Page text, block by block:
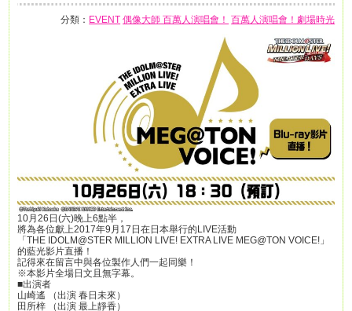
分類： EVENT 偶像大師 百萬人演唱會！ 百萬人演唱會！劇場時光
10月26日(六)晚上6點半，
將為各位獻上2017年9月17日在日本舉行的LIVE活動
「THE IDOLM@STER MILLION LIVE! EXTRA LIVE MEG@TON VOICE!」
的藍光影片直播！
記得來在留言中與各位製作人們一起同樂！
※本影片全場日文且無字幕。
■出演者
山崎遙 （出演 春日未來）
田所梓 （出演 最上靜香）